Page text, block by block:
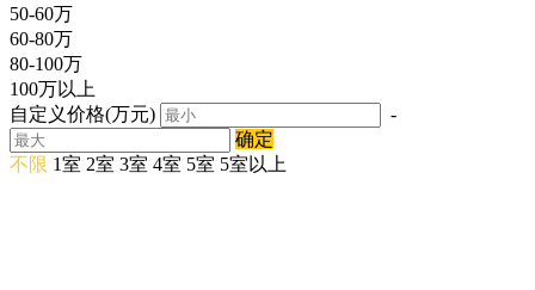
50-60万
60-80万
80-100万
100万以上
自定义价格(万元)
-
确定
不限 1室 2室 3室 4室 5室 5室以上